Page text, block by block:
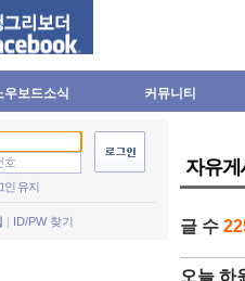
우보드소식 커뮤니티
인 유지
ID/PW 찾기
자유게
글 수
오늘 하